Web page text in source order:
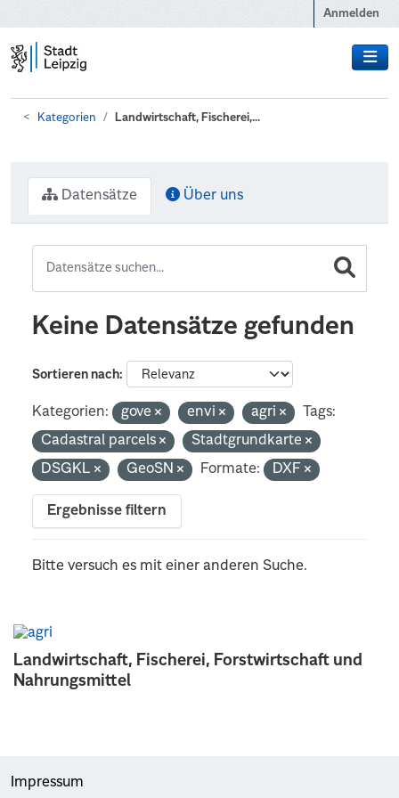
Anmelden
Kategorien Landwirtschaft, Fischerei,...
Landwirtschaft, Fischerei, Forstwirtschaft und
Nahrungsmittel
Datensätze Über uns
Keine Datensätze gefunden
Sortieren nach
Kategorien: gove envi agri
Tags:
Cadastral parcels
Stadtgrundkarte
DSGKL
GeoSN Formate: DXF
Ergebnisse filtern
Bitte versuch es mit einer anderen Suche.
Impressum